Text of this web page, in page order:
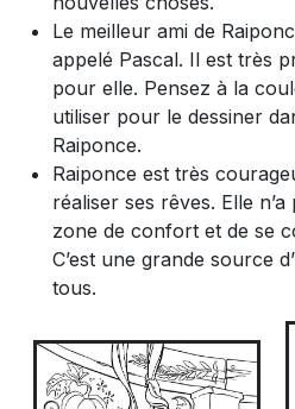
Le meilleur ami de
appelé Pascal. Il est très
pour elle. Pensez à la
utiliser pour le dessiner
Raiponce.
Raiponce est très
réaliser ses rêves. Elle
zone de confort et de se
C’est une grande source
tous.